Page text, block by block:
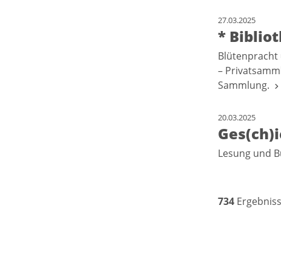
27.03.2025
*
Blütenpracht
–
Sammlung.
20.03.2025
Lesung und
734